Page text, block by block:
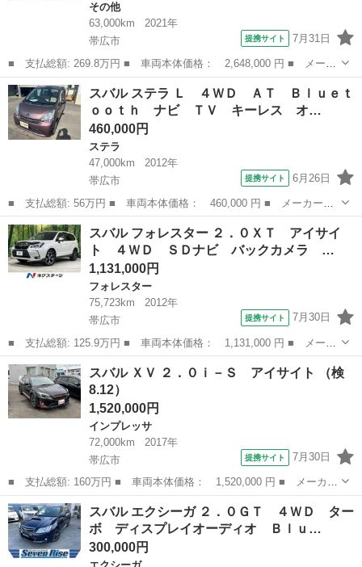
その他
63,000km
2021年
帯広市
提携サイト 7月31日
■ 支払総額: 269.8万円 ■ 車両本体価格： 2,648,000 円 ■ メーカ
ー名： スバル ■ 車種名： レガシィアウトバック ■ グレード
名： Ｘ－ブレイクＥＸ ４ＷＤ 下廻り／マフラー防錆塗装済 新
品バッテリ...
北海道 帯広市
スバル ステラ Ｌ ４ＷＤ ＡＴ Ｂｌｕｅｔ
ｏｏｔｈ ナビ ＴＶ キーレス オ…
460,000円
ステラ
47,000km
2012年
帯広市
提携サイト 6月26日
■ 支払総額: 56万円 ■ 車両本体価格： 460,000 円 ■ メーカー
名： スバル ■ 車種名： ステラ ■ グレード名： Ｌ ４ＷＤ
ＡＴ Ｂｌｕｅｔｏｏｔｈ ナビ ＴＶ キーレス オートエアコ
ン タイミングチェ...
北海道 帯広市
スバル フォレスター ２．０ＸＴ アイサイ
ト ４ＷＤ ＳＤナビ バックカメラ …
1,131,000円
フォレスター
75,723km
2012年
帯広市
提携サイト 7月30日
■ 支払総額: 125.9万円 ■ 車両本体価格： 1,131,000 円 ■ メーカ
ー名： スバル ■ 車種名： フォレスター ■ グレード名： ２．
０ＸＴ アイサイト ４ＷＤ ＳＤナビ バックカメラ アイサイト
Ｖｅｒ２...
北海道 帯広市
スバル ＸＶ ２．０ｉ－Ｓ アイサイト （検
8.12）
1,520,000円
インプレッサ
72,000km
2017年
帯広市
提携サイト 7月30日
■ 支払総額: 160万円 ■ 車両本体価格： 1,520,000 円 ■ メーカー
名： スバル ■ 車種名： ＸＶ ■ グレード名： ２．０ｉ－Ｓ
アイサイト ■ 排気量： 2000cc ■ ドア枚数： 5D ■ ミッシ...
北海道 帯広市 インプレッサ
スバル エクシーガ ２．０ＧＴ ４ＷＤ ター
ボ ディスプレイオーディオ Ｂｌｕ…
300,000円